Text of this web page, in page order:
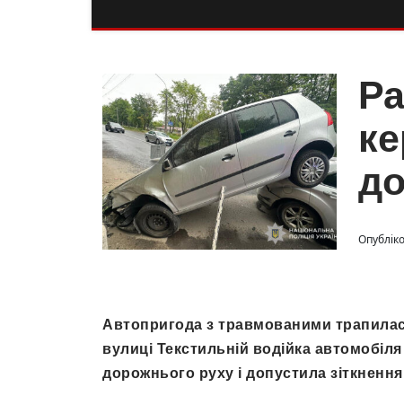
Автопригода з травмованими
вулиці Текстильній водійка
дорожнього руху і допустила